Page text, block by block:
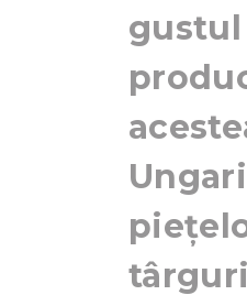
gustul